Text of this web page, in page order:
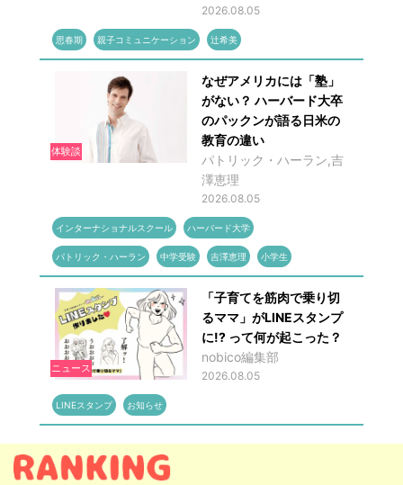
2026.08.05
思春期 親子コミュニケーション 辻希美
体験談
なぜアメリカには「塾」
がない？ ハーバード大卒
のパックンが語る日米の
教育の違い
パトリック・ハーラン,吉
澤恵理
2026.08.05
インターナショナルスクール ハーバード大学
パトリック・ハーラン 中学受験 吉澤恵理 小学生
ニュース
「子育てを筋肉で乗り切
るママ」がLINEスタンプ
に!? って何が起こった？
nobico編集部
2026.08.05
LINEスタンプ お知らせ